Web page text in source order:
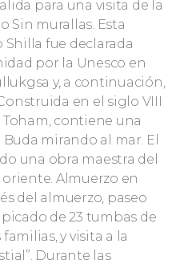
para una visita de la
Sin murallas. Esta
fue declarada
por la Unesco en
y, a continuación,
en el siglo VIII
contiene una
mirando al mar. El
una obra maestra del
Almuerzo en
del almuerzo, paseo
de 23 tumbas de
y visita a la
Durante las